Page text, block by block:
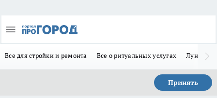
Все для стройки и ремонта Все о ритуальных услугах Лунно-
Принять